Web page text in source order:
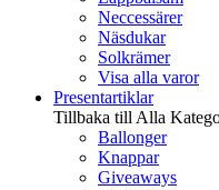
Neccessärer
Näsdukar
Solkrämer
Visa alla varor
Presentartiklar
Tillbaka till Alla
Ballonger
Knappar
Giveaways